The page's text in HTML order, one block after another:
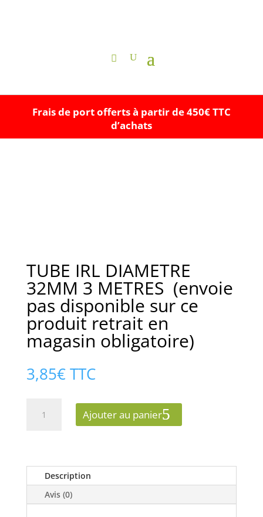
Frais de port offerts à partir de 450€ TTC
d’achats
TUBE IRL DIAMETRE
32MM 3 METRES (envoie
pas disponible sur ce
produit retrait en
magasin obligatoire)
3,85€ TTC
32MM
3
METRES
Ajouter au panier
Description
Avis (0)